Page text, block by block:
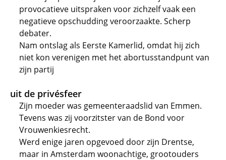
provocatieve uitspraken voor zichzelf vaak een
negatieve opschudding veroorzaakte. Scherp
debater.
Nam ontslag als Eerste Kamerlid, omdat hij zich
niet kon verenigen met het abortusstandpunt van
zijn partij
uit de privésfeer
Zijn moeder was gemeenteraadslid van Emmen.
Tevens was zij voorzitster van de Bond voor
Vrouwenkiesrecht.
Werd enige jaren opgevoed door zijn Drentse,
maar in Amsterdam woonachtige, grootouders